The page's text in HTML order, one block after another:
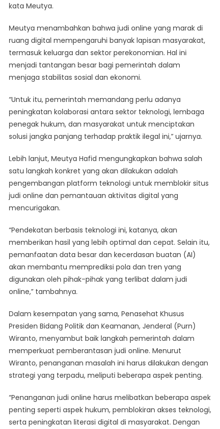
kata Meutya.
Meutya menambahkan bahwa judi online yang marak di
ruang digital mempengaruhi banyak lapisan masyarakat,
termasuk keluarga dan sektor perekonomian. Hal ini
menjadi tantangan besar bagi pemerintah dalam
menjaga stabilitas sosial dan ekonomi.
“Untuk itu, pemerintah memandang perlu adanya
peningkatan kolaborasi antara sektor teknologi, lembaga
penegak hukum, dan masyarakat untuk menciptakan
solusi jangka panjang terhadap praktik ilegal ini,” ujarnya.
Lebih lanjut, Meutya Hafid mengungkapkan bahwa salah
satu langkah konkret yang akan dilakukan adalah
pengembangan platform teknologi untuk memblokir situs
judi online dan pemantauan aktivitas digital yang
mencurigakan.
“Pendekatan berbasis teknologi ini, katanya, akan
memberikan hasil yang lebih optimal dan cepat. Selain itu,
pemanfaatan data besar dan kecerdasan buatan (AI)
akan membantu memprediksi pola dan tren yang
digunakan oleh pihak-pihak yang terlibat dalam judi
online,” tambahnya.
Dalam kesempatan yang sama, Penasehat Khusus
Presiden Bidang Politik dan Keamanan, Jenderal (Purn)
Wiranto, menyambut baik langkah pemerintah dalam
memperkuat pemberantasan judi online. Menurut
Wiranto, penanganan masalah ini harus dilakukan dengan
strategi yang terpadu, meliputi beberapa aspek penting.
“Penanganan judi online harus melibatkan beberapa aspek
penting seperti aspek hukum, pemblokiran akses teknologi,
serta peningkatan literasi digital di masyarakat. Dengan